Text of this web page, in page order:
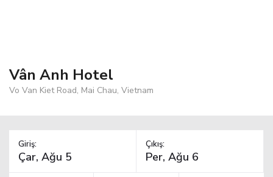
Vân Anh Hotel
Vo Van Kiet Road, Mai Chau, Vietnam
Giriş: Çıkış: